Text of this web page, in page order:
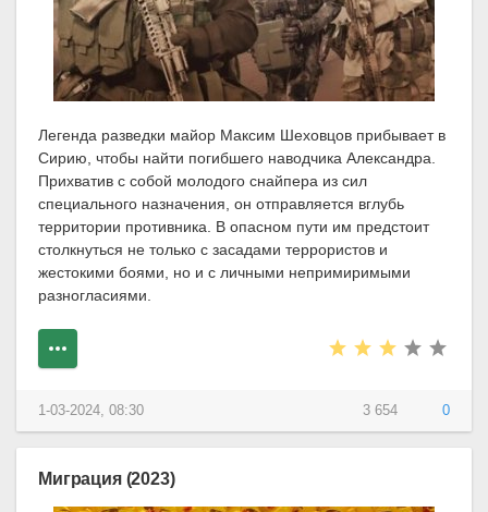
Легенда разведки майор Максим Шеховцов прибывает в
Сирию, чтобы найти погибшего наводчика Александра.
Прихватив с собой молодого снайпера из сил
специального назначения, он отправляется вглубь
территории противника. В опасном пути им предстоит
столкнуться не только с засадами террористов и
жестокими боями, но и с личными непримиримыми
разногласиями.
3 654 0
1-03-2024, 08:30
Миграция (2023)